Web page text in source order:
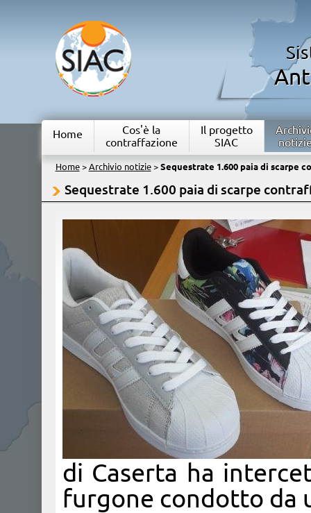
Home
Cos'è la
contraffazione
Il progetto
SIAC
Home> Archivio notizie> Sequestrate 1.600 paia di scarpe
Sequestrate 1.600 paia di scarpe
di Caserta ha
furgone condotto da